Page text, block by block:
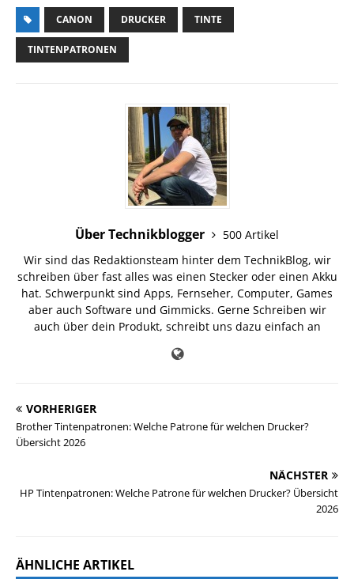
CANON DRUCKER TINTE
TINTENPATRONEN
Über Technikblogger
500 Artikel
Wir sind das Redaktionsteam hinter dem TechnikBlog, wir
schreiben über fast alles was einen Stecker oder einen Akku
hat. Schwerpunkt sind Apps, Fernseher, Computer, Games
aber auch Software und Gimmicks. Gerne Schreiben wir
auch über dein Produkt, schreibt uns dazu einfach an
VORHERIGER
Brother Tintenpatronen: Welche Patrone für welchen Drucker?
Übersicht 2026
NÄCHSTER
HP Tintenpatronen: Welche Patrone für welchen Drucker? Übersicht
2026
ÄHNLICHE ARTIKEL